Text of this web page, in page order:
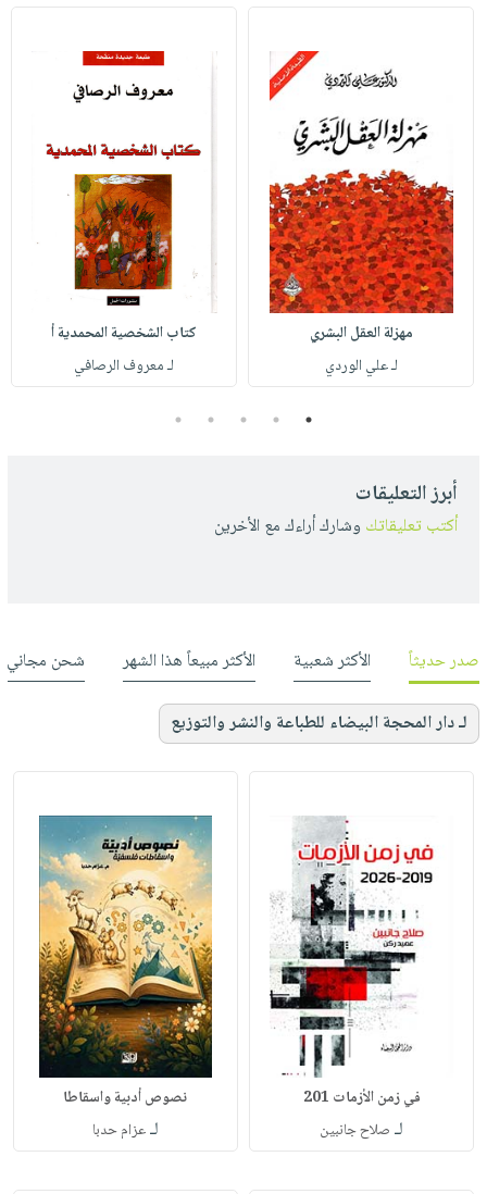
مهزلة العقل البشري
لـ علي الوردي
كتاب الشخصية المحمدية أ
لـ معروف الرصافي
1
2
3
4
5
أبرز التعليقات
أكتب تعليقاتك وشارك أراءك مع الأخرين
صدر حديثاً الأكثر شعبية الأكثر مبيعاً هذا الشهر شحن مجاني
لـ دار المحجة البيضاء للطباعة والنشر والتوزيع
في زمن الأزمات 201
لـ صلاح جانبين
نصوص أدبية واسقاطا
لـعزام حدبا